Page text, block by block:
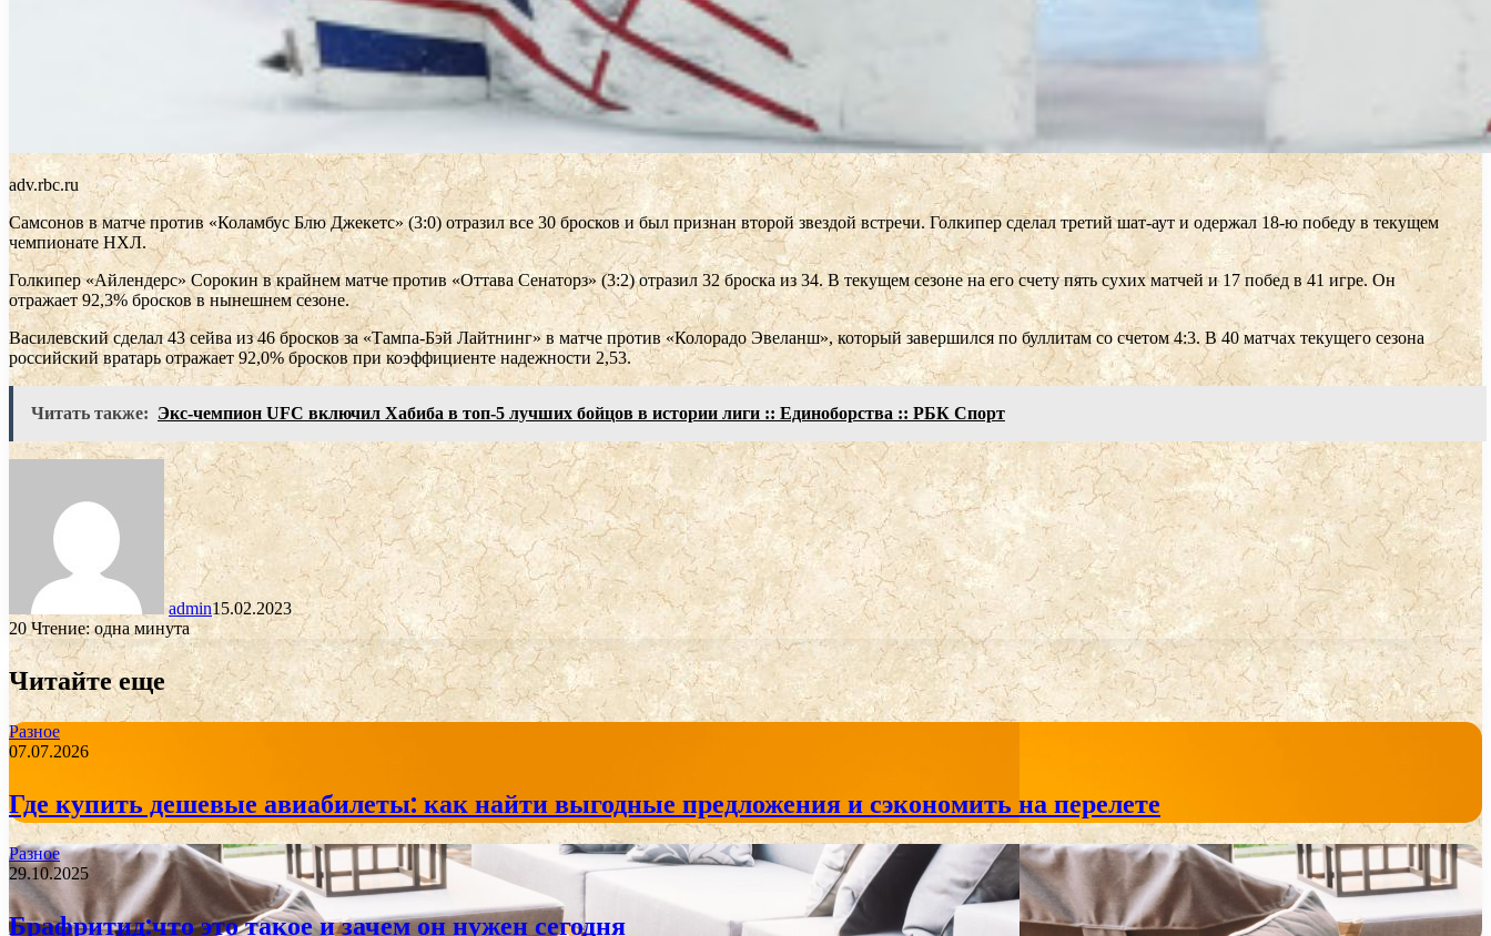
adv.rbc.ru
Самсонов в матче против «Коламбус Блю Джекетс» (3:0) отразил все 30 бросков и был признан второй звездой встречи. Голкипер сделал третий шат-аут и одержал 18-ю победу в текущем
чемпионате НХЛ.
Голкипер «Айлендерс» Сорокин в крайнем матче против «Оттава Сенаторз» (3:2) отразил 32 броска из 34. В текущем сезоне на его счету пять сухих матчей и 17 побед в 41 игре. Он
отражает 92,3% бросков в нынешнем сезоне.
Василевский сделал 43 сейва из 46 бросков за «Тампа-Бэй Лайтнинг» в матче против «Колорадо Эвеланш», который завершился по буллитам со счетом 4:3. В 40 матчах текущего сезона
российский вратарь отражает 92,0% бросков при коэффициенте надежности 2,53.
Читать также: Экс-чемпион UFC включил Хабиба в топ-5 лучших бойцов в истории лиги :: Единоборства :: РБК Спорт
admin15.02.2023
20Чтение: одна минута
Читайте еще
Разное
07.07.2026
Где купить дешевые авиабилеты: как найти выгодные предложения и сэкономить на перелете
Разное
29.10.2025
Брафритид:что это такое и зачем он нужен сегодня